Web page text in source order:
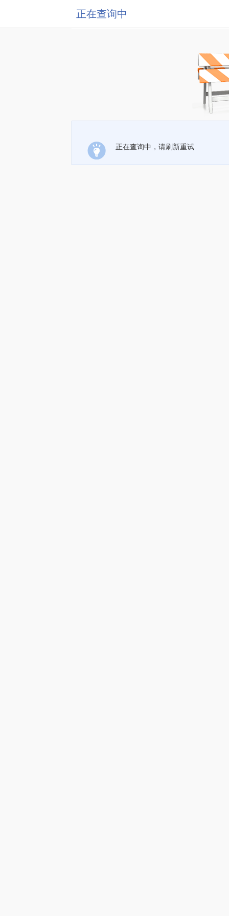
正在查询中
正在查询中，请刷新重试